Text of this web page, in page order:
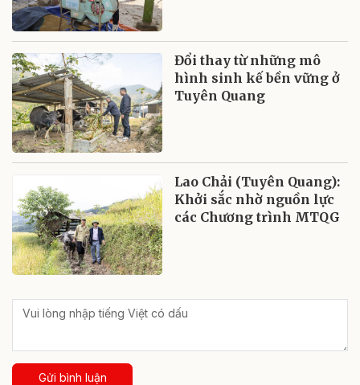
Đổi thay từ những mô
hình sinh kế bền vững ở
Tuyên Quang
Lao Chải (Tuyên Quang):
Khởi sắc nhờ nguồn lực
các Chương trình MTQG
Gửi bình luận